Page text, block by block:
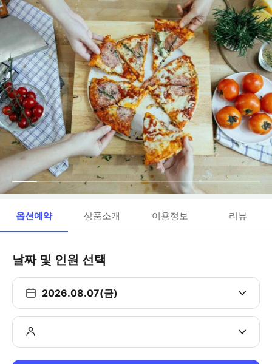
옵션예약 상품소개 이용정보 리뷰
날짜 및 인원 선택
2026.08.07(금)